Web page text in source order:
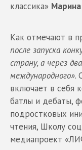
классика»
Как отмечают в
после запуска
страну, а через
международного».
включает в себя
батлы и дебаты,
подростковых
чтения, Школу
медиапроект